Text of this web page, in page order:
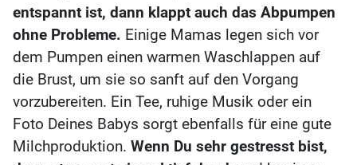
entspannt ist, dann klappt auch das Abpumpen
ohne Probleme. Einige Mamas legen sich vor
dem Pumpen einen warmen Waschlappen auf
die Brust, um sie so sanft auf den Vorgang
vorzubereiten. Ein Tee, ruhige Musik oder ein
Foto Deines Babys sorgt ebenfalls für eine gute
Milchproduktion. Wenn Du sehr gestresst bist,